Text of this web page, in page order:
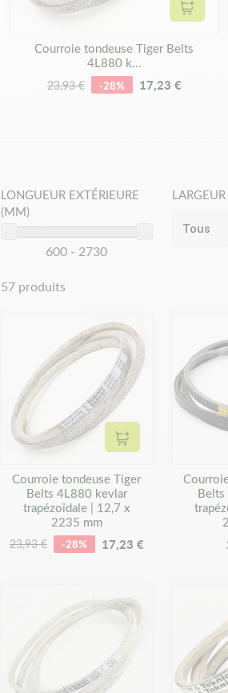
Ajouter
Courroie tondeuse Tiger Belts
4L880 k...
23,93 € -28% 17,23 €
LONGUEUR EXTÉRIEURE
(MM)
600 - 2730
57 produits
Ajouter au panier
Courroie tondeuse Tiger
Belts 4L880 kevlar
trapézoïdale | 12,7 x
2235 mm
23,93 € -28% 17,23 €